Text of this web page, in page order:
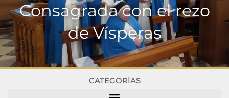
Consagrada con el rezo
de Vísperas
CATEGORÍAS